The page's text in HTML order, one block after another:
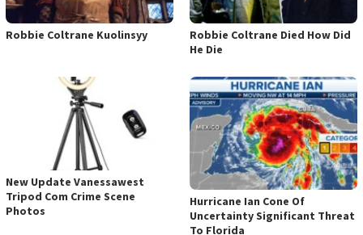
Robbie Coltrane Kuolinsyy
Robbie Coltrane Died How Did
He Die
New Update Vanessawest
Tripod Com Crime Scene
Photos
Hurricane Ian Cone Of
Uncertainty Significant Threat
To Florida